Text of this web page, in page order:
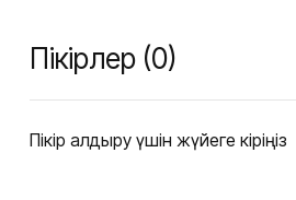
Пікірлер (0)
Пікір қалдыру үшін жүйеге кіріңіз